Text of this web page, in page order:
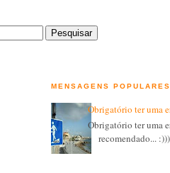
MENSAGENS POPULARES
Obrigatório ter uma
Obrigatório ter uma
recomendado... :)))